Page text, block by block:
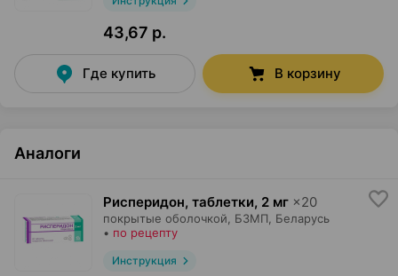
43,67 р.
Где купить В корзину
Аналоги
Рисперидон, таблетки, 2 мг ×20
покрытые оболочкой, БЗМП , Беларусь
• по рецепту
Инструкция